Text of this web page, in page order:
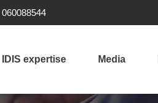
060088544
IDIS expertise Media